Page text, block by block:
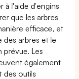
à l'aide d'engins
que les arbres
efficace, et
des arbres et le
Les
également
des outils